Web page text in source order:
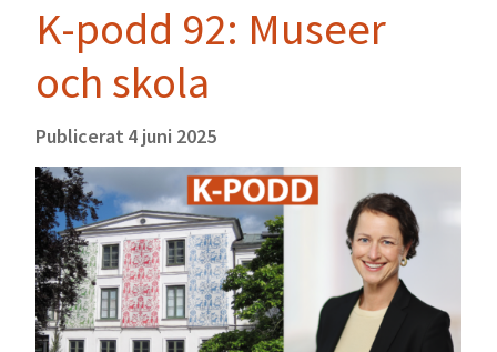
K-podd 92: Museer
och skola
Publicerat 4 juni 2025